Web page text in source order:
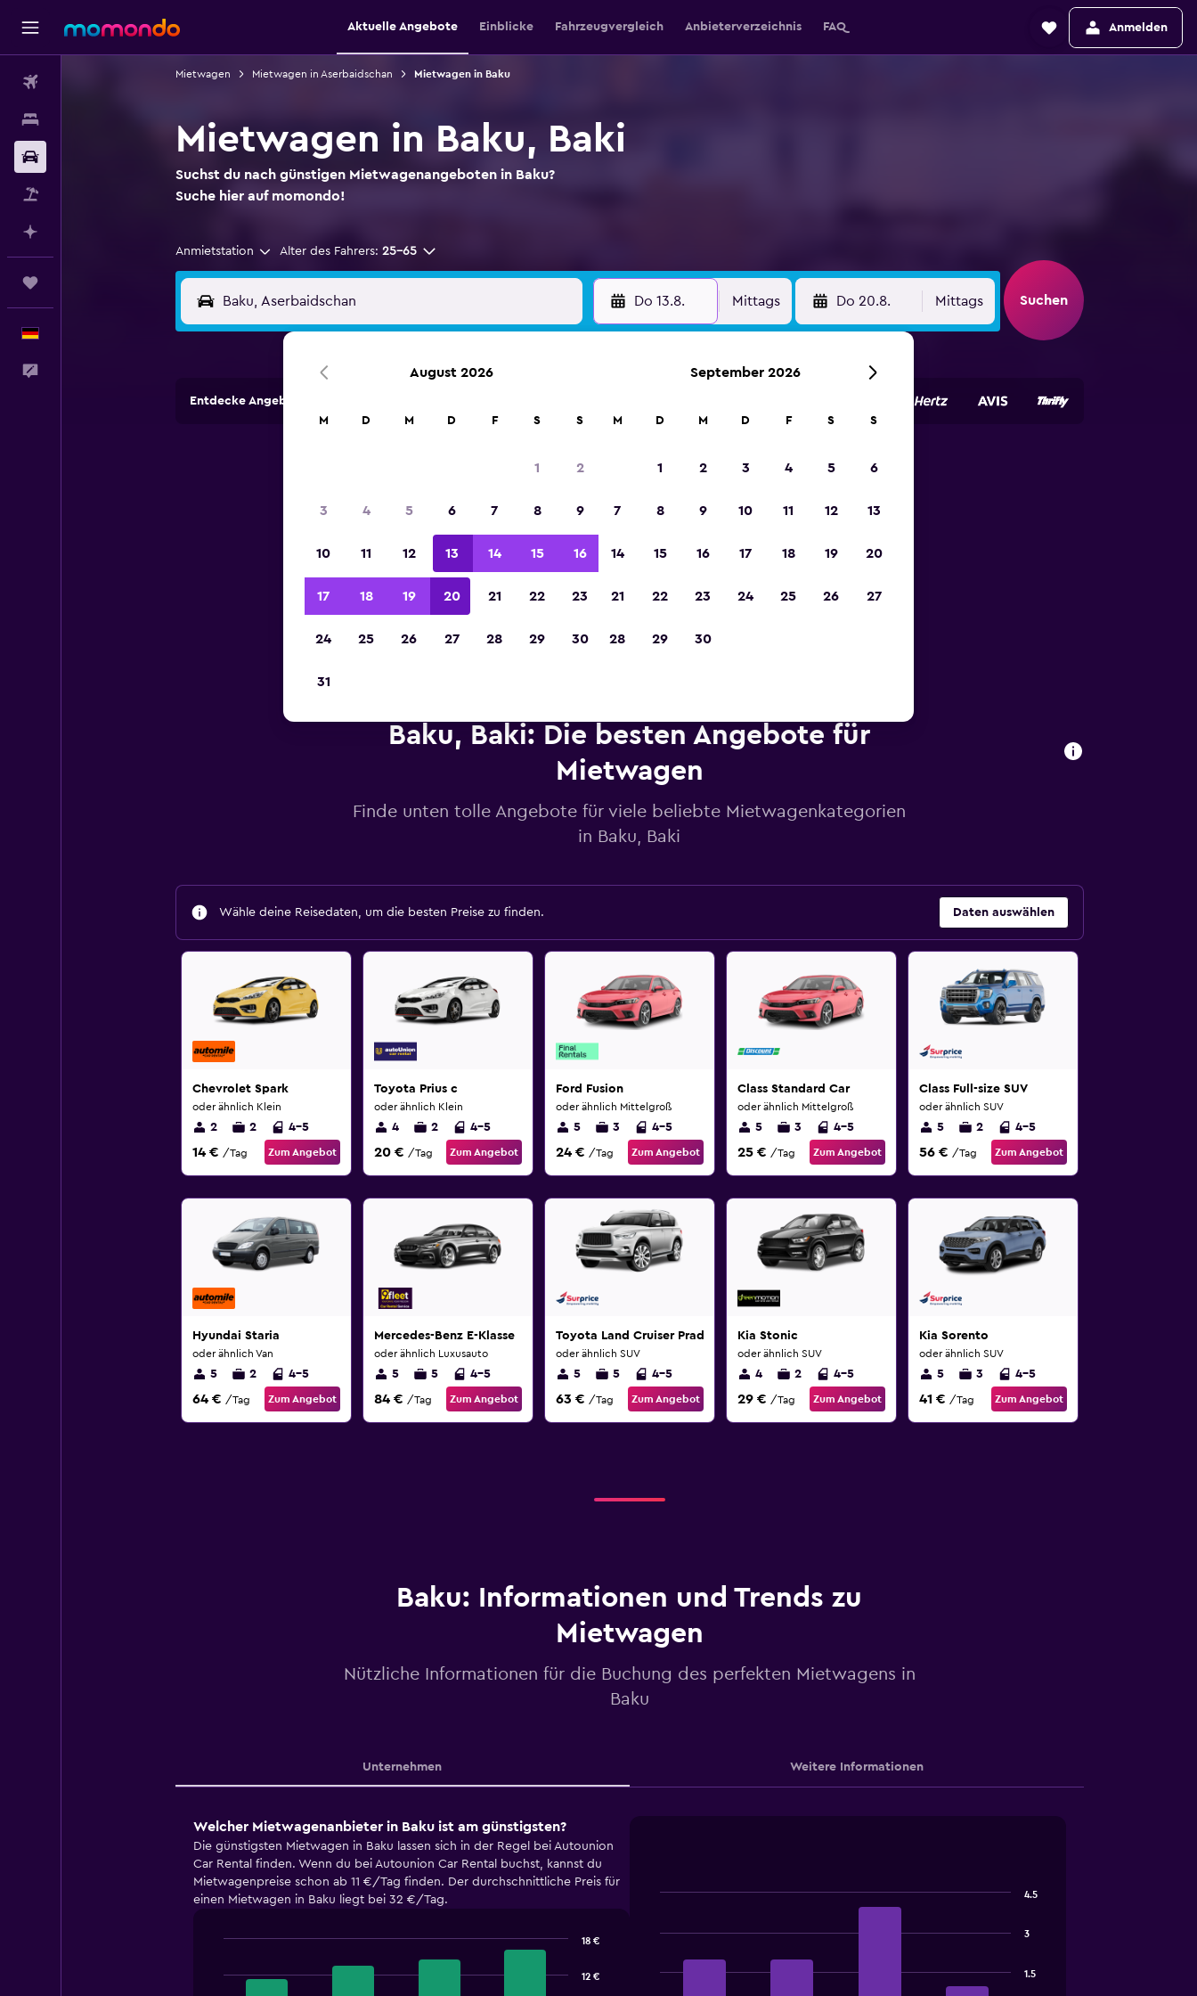
Aktuelle Angebote Einblicke Fahrzeugvergleich Anbieterverzeichnis FAQ Anmelden
Mietwagen Mietwagen in Aserbaidschan Mietwagen in Baku
Mietwagen in Baku, Baki
Suchst du nach günstigen Mietwagenangeboten in Baku?
Suche hier auf momondo!
Anmietstation Alter des Fahrers: 25-65
Do 13.8. Mittags Do 20.8. Mittags Suchen
Entdecke Angebote von Autovermietungen an über 70.000 Standorten mit momondo.
Sieger 2023 gekürt
Baku, Baki: Die besten Angebote für
Mietwagen
Finde unten tolle Angebote für viele beliebte Mietwagenkategorien
in Baku, Baki
Wähle deine Reisedaten, um die besten Preise zu finden. Daten auswählen
Chevrolet Spark
oder ähnlich Klein
2 2 4-5
14 € /Tag Zum Angebot
Toyota Prius c
oder ähnlich Klein
4 2 4-5
20 € /Tag Zum Angebot
Ford Fusion
oder ähnlich Mittelgroß
5 3 4-5
24 € /Tag Zum Angebot
Class Standard Car
oder ähnlich Mittelgroß
5 3 4-5
25 € /Tag Zum Angebot
Class Full-size SUV
oder ähnlich SUV
5 2 4-5
56 € /Tag Zum Angebot
Hyundai Staria
oder ähnlich Van
5 2 4-5
64 € /Tag Zum Angebot
Mercedes-Benz E-Klasse
oder ähnlich Luxusauto
5 5 4-5
84 € /Tag Zum Angebot
Toyota Land Cruiser Prado
oder ähnlich SUV
5 5 4-5
63 € /Tag Zum Angebot
Kia Stonic
oder ähnlich SUV
4 2 4-5
29 € /Tag Zum Angebot
Kia Sorento
oder ähnlich SUV
5 3 4-5
41 € /Tag Zum Angebot
Baku: Informationen und Trends zu
Mietwagen
Nützliche Informationen für die Buchung des perfekten Mietwagens in
Baku
Unternehmen Weitere Informationen
Welcher Mietwagenanbieter in Baku ist am günstigsten?
Die günstigsten Mietwagen in Baku lassen sich in der Regel bei Autounion
Car Rental finden. Wenn du bei Autounion Car Rental buchst, kannst du
Mietwagenpreise schon ab 11 €/Tag finden. Der durchschnittliche Preis für
einen Mietwagen in Baku liegt bei 32 €/Tag.
12 €
18 €
1.5
3
4.5
August 2026
M D M D F S S
1 2
3 4 5 6 7 8 9
10 11 12 13 14 15 16
17 18 19 20 21 22 23
24 25 26 27 28 29 30
31
September 2026
M D M D F S S
1 2 3 4 5 6
7 8 9 10 11 12 13
14 15 16 17 18 19 20
21 22 23 24 25 26 27
28 29 30